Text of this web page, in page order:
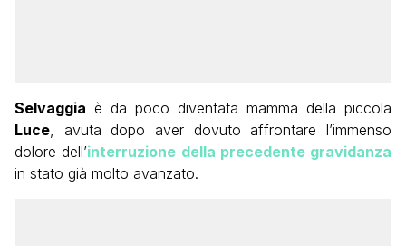
Selvaggia è da poco diventata mamma della piccola
Luce , avuta dopo aver dovuto affrontare l’immenso
dolore dell’interruzione della precedente gravidanza
in stato già molto avanzato.